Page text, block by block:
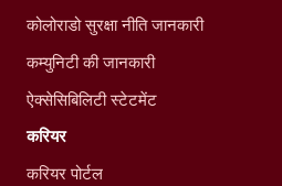
कोलोराडो सुरक्षा नीति जानकारी
कम्युनिटी की जानकारी
ऐक्सेसिबिलिटी स्टेटमेंट
करियर
करियर पोर्टल